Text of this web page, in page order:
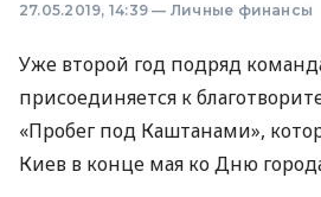
27.05.2019, 14:39 — Личные финансы
Уже второй год подряд
присоединяется к
«Пробег под Каштанами»,
Киев в конце мая ко Дню